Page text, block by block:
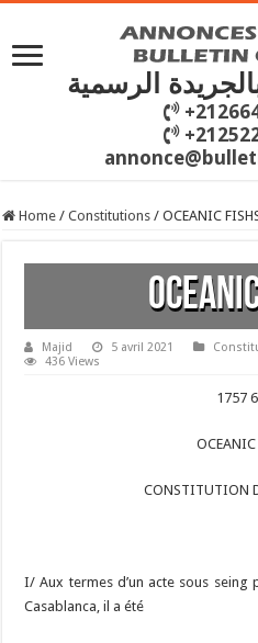
الرسمية
Home / Constitutions / OCEANIC
Majid 5 avril 2021
436 Views
1757
OCEANIC
CONSTITUTION
I/ Aux termes d’un acte sous seing
Casablanca, il a été